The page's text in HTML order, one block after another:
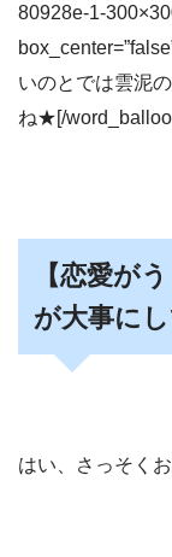
80928e-1-
いのとでは雲泥
ね★[/
【恋愛が
が大事に
はい、さっそく